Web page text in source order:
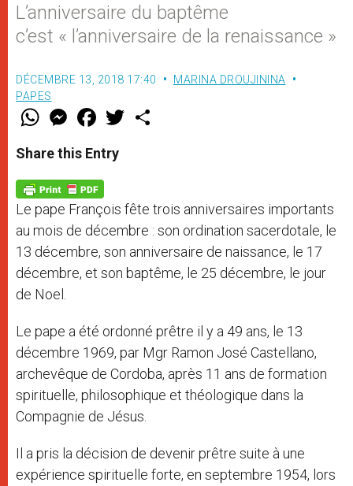
L’anniversaire du baptême
c’est « l’anniversaire de la renaissance »
DÉCEMBRE 13, 2018 17:40
MARINA DROUJININA
PAPES
W
t
s
p
p
M
e
s
e
g
e
r
F
a
e
b
o
k
w
Share this Entry
Le pape François fête trois anniversaires importants
au mois de décembre : son ordination sacerdotale, le
13 décembre, son anniversaire de naissance, le 17
décembre, et son baptême, le 25 décembre, le jour
de Noel.
Le pape a été ordonné prêtre il y a 49 ans, le 13
décembre 1969, par Mgr Ramon José Castellano,
archevêque de Cordoba, après 11 ans de formation
spirituelle, philosophique et théologique dans la
Compagnie de Jésus.
Il a pris la décision de devenir prêtre suite à une
expérience spirituelle forte, en septembre 1954, lors